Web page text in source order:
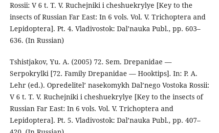
Rossii: V 6 t. T. V. Ruchejniki i cheshuekrylye [Key to the
insects of Russian Far East: In 6 vols. Vol. V. Trichoptera and
Lepidoptera]. Pt. 4. Vladivostok: Dal’nauka Publ., pp. 603–
636. (In Russian)
Tshistjakov, Yu. A. (2005) 72. Sem. Drepanidae —
Serpokrylki [72. Family Drepanidae — Hooktips]. In: P. A.
Lehr (ed.). Opredelitel’ nasekomykh Dal’nego Vostoka Rossii:
V 6 t. T. V. Ruchejniki i cheshuekrylye [Key to the insects of
Russian Far East: In 6 vols. Vol. V. Trichoptera and
Lepidoptera]. Pt. 5. Vladivostok: Dal’nauka Publ., pp. 407–